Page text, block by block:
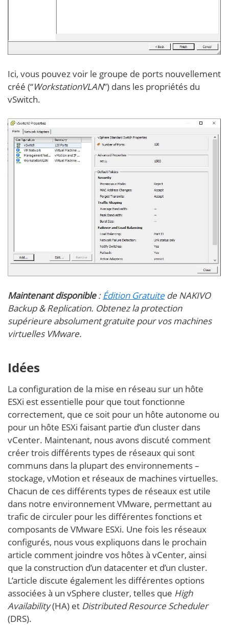
Ici, vous pouvez voir le groupe de ports nouvellement
créé (“WorkstationVLAN”) dans les propriétés du
vSwitch.
Maintenant disponible: Édition Gratuitede NAKIVO
Backup & Replication. Obtenez la protection
supérieure absolument gratuite pour vos machines
virtuelles VMware.
Idées
La configuration de la mise en réseau sur un hôte
ESXi est essentielle pour que tout fonctionne
correctement, que ce soit pour un hôte autonome ou
pour un hôte ESXi faisant partie d’un cluster dans
vCenter. Maintenant, nous avons discuté comment
créer trois différents types de réseaux qui sont
communs dans la plupart des environnements –
stockage, vMotion et réseaux de machines virtuelles.
Chacun de ces différents types de réseaux est utile
dans notre environnement VMware, permettant au
trafic de circuler pour les différentes fonctions et
composants de VMware ESXi. Une fois les réseaux
configurés, nous vous expliquons dans le prochain
article comment joindre vos hôtes à vCenter, ainsi
que la construction d’un datacenter et d’un cluster.
L’article discute également les différentes options
associées à un vSphere cluster, telles que High
Availability(HA) et Distributed Resource Scheduler
(DRS).